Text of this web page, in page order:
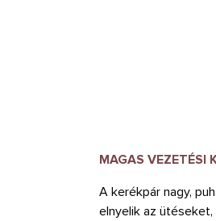
MAGAS VEZETÉSI
A kerékpár nagy,
elnyelik az